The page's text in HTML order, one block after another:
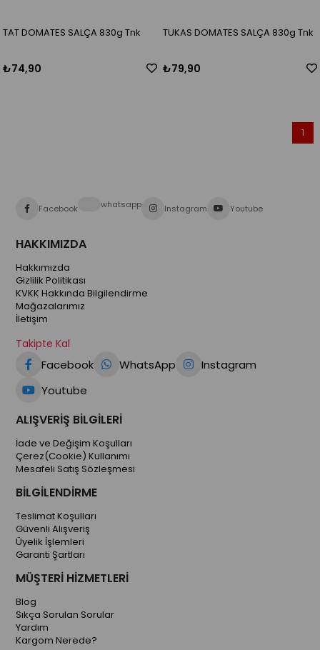
TAT DOMATES SALÇA 830g Tnk
₺74,90
TUKAS DOMATES SALÇA 830g Tnk
₺79,90
1
Facebook whatsapp Instagram Youtube
HAKKIMIZDA
Hakkımızda
Gizlilik Politikası
KVKK Hakkında Bilgilendirme
Mağazalarımız
İletişim
Takipte Kal
Facebook WhatsApp
Instagram
Youtube
ALIŞVERİŞ BİLGİLERİ
İade ve Değişim Koşulları
Çerez(Cookie) Kullanımı
Mesafeli Satış Sözleşmesi
BİLGİLENDİRME
Teslimat Koşulları
Güvenli Alışveriş
Üyelik İşlemleri
Garanti Şartları
MÜŞTERİ HİZMETLERİ
Blog
Sıkça Sorulan Sorular
Yardım
Kargom Nerede?